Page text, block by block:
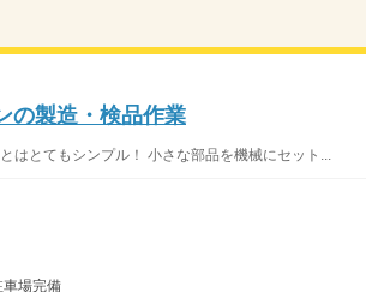
の製造・検品作業
とてもシンプル！ 小さな部品を機械にセット...
場完備